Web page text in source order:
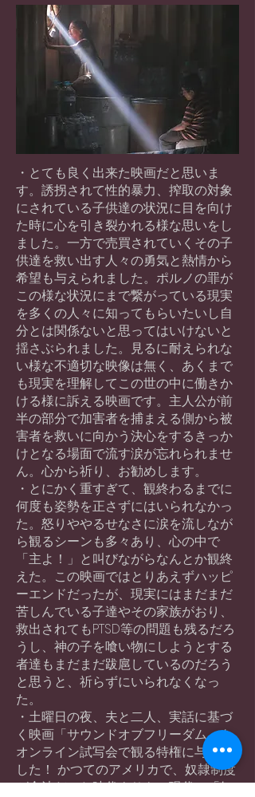
・とても良く出来た映画だと思いま
す。誘拐されて性的暴力、搾取の対象
にされている子供達の状況に目を向け
た時に心を引き裂かれる様な思いをし
ました。一方で売買されていくその子
供達を救い出す人々の勇気と熱情から
希望も与えられました。ポルノの罪が
この様な状況にまで繋がっている現実
を多くの人々に知ってもらいたいし自
分とは関係ないと思ってはいけないと
揺さぶられました。見るに耐えられな
い様な不適切な映像は無く、あくまで
も現実を理解してこの世の中に働きか
ける様に訴える映画です。主人公が前
半の部分で加害者を捕まえる側から被
害者を救いに向かう決心をするきっか
けとなる場面で流す涙が忘れられませ
ん。心から祈り、 お勧めします。
・とにかく重すぎて、観終わるまでに
何度も姿勢を正さずにはいられなかっ
た。怒りややるせなさに涙を流しなが
ら観るシーンも多々あり、心の中で
「主よ！」と叫びながらなんとか観終
えた。この映画ではとりあえずハッピ
ーエンドだったが、現実にはまだまだ
苦しんでいる子達やその家族がおり、
救出されてもPTSD等の問題も残るだろ
うし、神の子を喰い物にしようとする
者達もまだまだ跋扈しているのだろう
と思うと、祈らずにいられなくなっ
た。
・土曜日の夜、夫と二人、実話に基づ
く映画「サウンドオブフリーダム」を
オンライン試写会で観る特権に与りま
した！ かつてのアメリカで、奴隷制度
が合法だった時代よりも、現代の「奴